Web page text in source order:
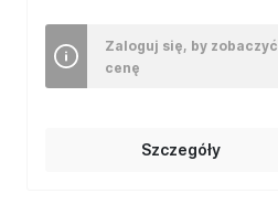
Zaloguj się, by zobaczyć
cenę
Szczegóły